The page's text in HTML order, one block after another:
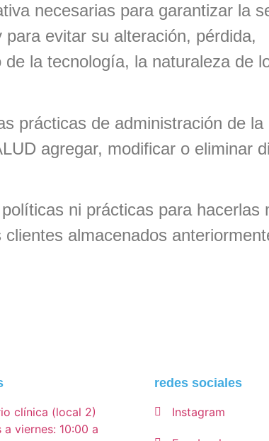
necesarias para garantizar la
evitar su alteración, pérdida,
la tecnología, la naturaleza de
prácticas de administración de la
agregar, modificar o eliminar
ni prácticas para hacerlas
almacenados
clínica (local 2)
a viernes: 10:00 a
redes sociales
Instagram